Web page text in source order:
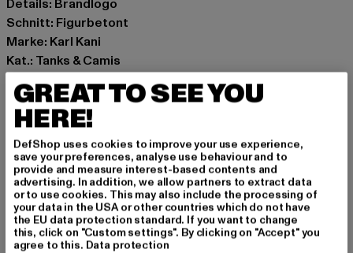
Details: Brandlogo
Schnitt: Figurbetont
Marke: Karl Kani
Kat.: Tanks & Camis
Farbe: olive
Hersteller Farbe: light olive
Materialzusammensetzung: 100% Baumwolle
Art.Nr: KM262-013-02857
Hersteller: Urban Styles Agency GmbH & Co. KG |
agentur@urbanstylesagency.com
Schanzenstraße 41 | 51063 Köln | DE
GREAT TO SEE YOU
HERE!
DefShop uses cookies to improve your use experience,
save your preferences, analyse use behaviour and to
provide and measure interest-based contents and
advertising. In addition, we allow partners to extract data
or to use cookies. This may also include the processing of
your data in the USA or other countries which do not have
the EU data protection standard. If you want to change
this, click on "Custom settings". By clicking on "Accept" you
agree to this. Data protection